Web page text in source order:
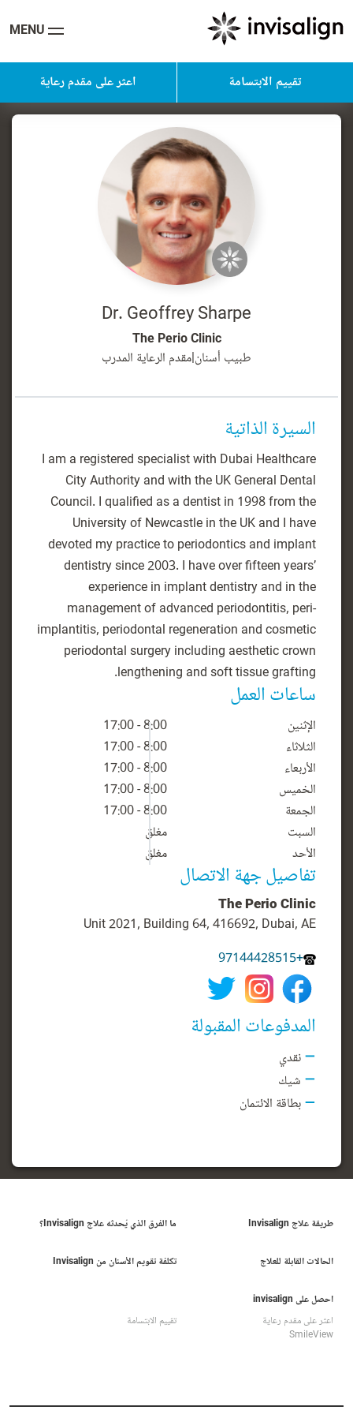
MENU
تقييم الابتسامة اعثر على مقدم رعاية
Dr. Geoffrey Sharpe
The Perio Clinic
طبيب أسنان|مقدم الرعاية المدرب
السيرة الذاتية
I am a registered specialist with Dubai Healthcare
City Authority and with the UK General Dental
Council. I qualified as a dentist in 1998 from the
University of Newcastle in the UK and I have
devoted my practice to periodontics and implant
dentistry since 2003. I have over fifteen years’
experience in implant dentistry and in the
management of advanced periodontitis, peri-
implantitis, periodontal regeneration and cosmetic
periodontal surgery including aesthetic crown
lengthening and soft tissue grafting.
ساعات العمل
الإثنين
8:00 - 17:00
الثلاثاء
8:00 - 17:00
الأربعاء
8:00 - 17:00
الخميس
8:00 - 17:00
الجمعة
8:00 - 17:00
السبت
مغلق
الأحد
مغلق
تفاصيل جهة الاتصال
The Perio Clinic
Unit 2021, Building 64, 416692, Dubai, AE
+97144428515
المدفوعات المقبولة
نقدي
شيك
بطاقة الائتمان
طريقة علاج Invisalign ما الفرق الذي يُحدثه علاج Invisalign؟
الحالات القابلة للعلاج تكلفة تقويم الأسنان من Invisalign
احصل على invisalign
اعثر على مقدم رعاية
تقييم الابتسامة
SmileView